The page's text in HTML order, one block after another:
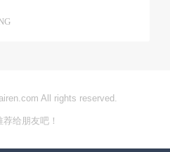
All rights reserved.
给朋友吧！